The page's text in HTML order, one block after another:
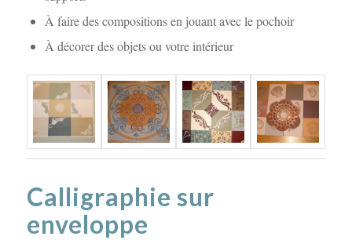
À faire des compositions en jouant avec le pochoir
À décorer des objets ou votre intérieur
Calligraphie sur
enveloppe